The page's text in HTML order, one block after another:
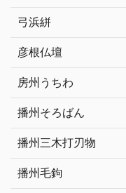
弓浜絣
彦根仏壇
房州うちわ
播州そろばん
播州三木打刃物
播州毛鉤